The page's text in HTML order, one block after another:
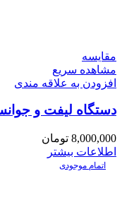
مقایسه
مشاهده سریع
افزودن به علاقه مندی
دستگاه لیفت و
8,000,000 تومان
اطلاعات بیشتر
اتمام موجودی